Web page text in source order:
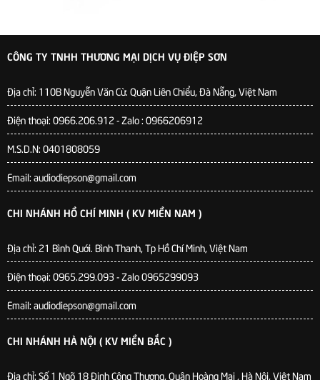
CÔNG TY TNHH THƯƠNG MẠI DỊCH VỤ ĐIỆP SƠN
Địa chỉ: 110B Nguyễn Văn Cừ. Quận Liên Chiểu, Đà Nẵng, Việt Nam
Điện thoại: 0966.206.912 - Zalo : 0966206912
M.S.D.N: 0401808059
Email: audiodiepson@gmail.com
CHI NHÁNH HỒ CHÍ MINH ( KV MIỀN NAM )
Địa chỉ: 21 Bình Quới. Bình Thanh, Tp Hồ Chí Minh, Việt Nam
Điện thoại: 0965.299.093 - Zalo 0965299093
Email: audiodiepson@gmail.com
CHI NHÁNH HÀ NỘI ( KV MIỀN BẮC )
Địa chỉ: Số 1 Ngõ 18 Định Công Thượng, Quận Hoàng Mai , Hà Nội, Việt Nam